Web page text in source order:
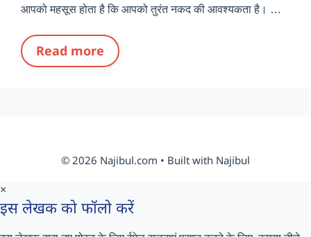
आपको महसूस होता है कि आपको तुरंत नकद की आवश्यकता है। …
Read more
© 2026 Najibul.com • Built with Najibul
×
इस लेखक को फॉलो करें